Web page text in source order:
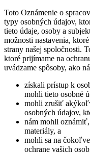
Toto Oznámenie o
typy osobných údajov,
tieto údaje, osoby a
možnosti nastavenia,
strany našej spoločnosti.
ktoré prijímame na
uvádzame spôsoby, ako
získali prístup k
mohli tieto osobné
mohli zrušiť
osobných údajov,
nám mohli
materiály, a
mohli sa na
ochrane vašich